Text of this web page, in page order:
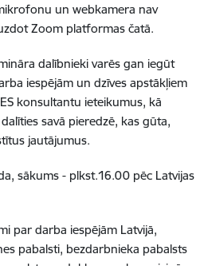
un webkamera nav
Zoom platformas čatā.
dalībnieki varēs gan iegūt
iespējām un dzīves apstākļiem
konsultantu ieteikumus, kā
savā pieredzē, kas gūta,
jautājumus.
sākums - plkst.16.00 pēc Latvijas
par darba iespējām Latvijā,
pabalsti, bezdarbnieka pabalsts